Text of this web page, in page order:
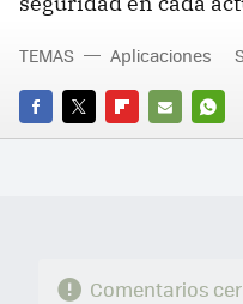
FACEBOOK
TWITTERFLIPBOARD
E-
TEMAS Aplicaciones
Comentarios